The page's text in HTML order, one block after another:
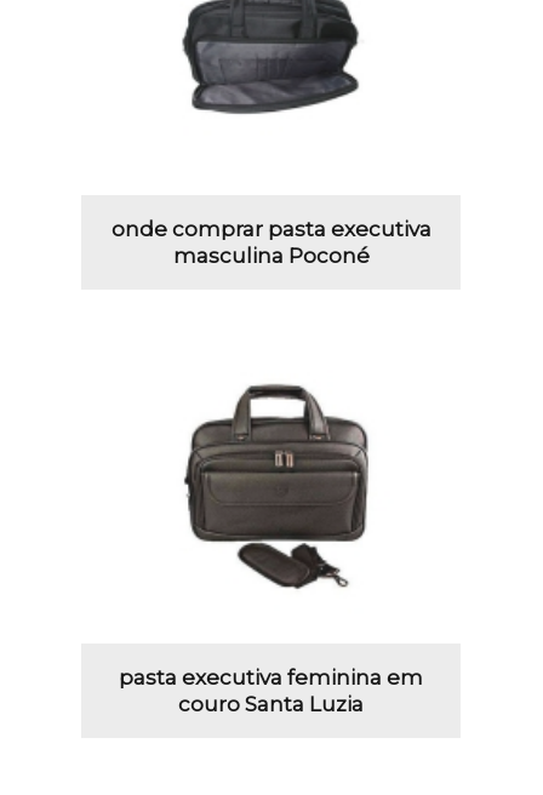
onde comprar pasta executiva
masculina Poconé
pasta executiva feminina em
couro Santa Luzia